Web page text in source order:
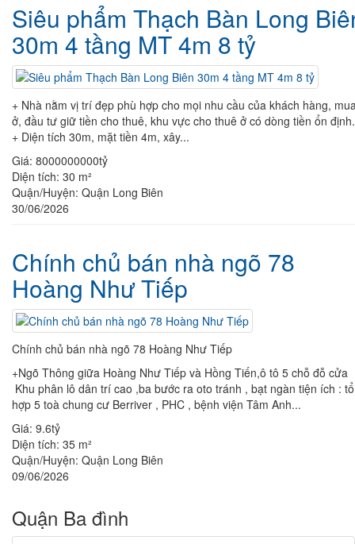
Siêu phẩm Thạch Bàn Long
30m 4 tầng MT 4m 8 tỷ
+ Nhà nằm vị trí đẹp phù hợp cho mọi nhu cầu của khách hàng,
ở, đầu tư giữ tiền cho thuê, khu vực cho thuê ở có dòng tiền ổn định.
+ Diện tích 30m, mặt tiền 4m, xây...
Giá: 8000000000tỷ
Diện tích: 30 m²
Quận/Huyện: Quận Long Biên
30/06/2026
Chính chủ bán nhà ngõ 78
Hoàng Như Tiếp
Chính chủ bán nhà ngõ 78 Hoàng Như Tiếp
+Ngõ Thông giữa Hoàng Như Tiếp và Hồng Tiến,ô tô 5 chỗ đỗ cửa
Khu phân lô dân trí cao ,ba bước ra oto tránh , bạt ngàn tiện ích : tổ
hợp 5 toà chung cư Berriver , PHC , bệnh viện Tâm Anh...
Giá: 9.6tỷ
Diện tích: 35 m²
Quận/Huyện: Quận Long Biên
09/06/2026
Quận Ba đình